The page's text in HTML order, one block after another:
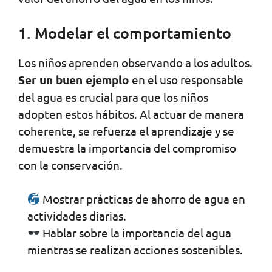
1. Modelar el comportamiento
Los niños aprenden observando a los adultos.
Ser un buen ejemplo en el uso responsable
del agua es crucial para que los niños
adopten estos hábitos. Al actuar de manera
coherente, se refuerza el aprendizaje y se
demuestra la importancia del compromiso
con la conservación.
Mostrar prácticas de ahorro de agua en
actividades diarias.
Hablar sobre la importancia del agua
mientras se realizan acciones sostenibles.